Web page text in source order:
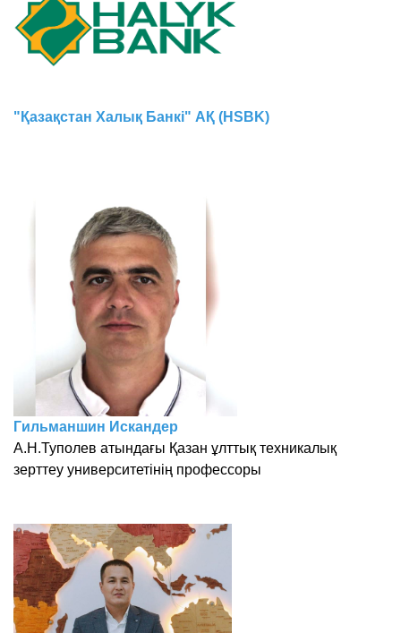
"Қазақстан Халық Банкі" АҚ (HSBK)
Гильманшин Искандер
А.Н.Туполев атындағы Қазан ұлттық техникалық
зерттеу университетінің профессоры